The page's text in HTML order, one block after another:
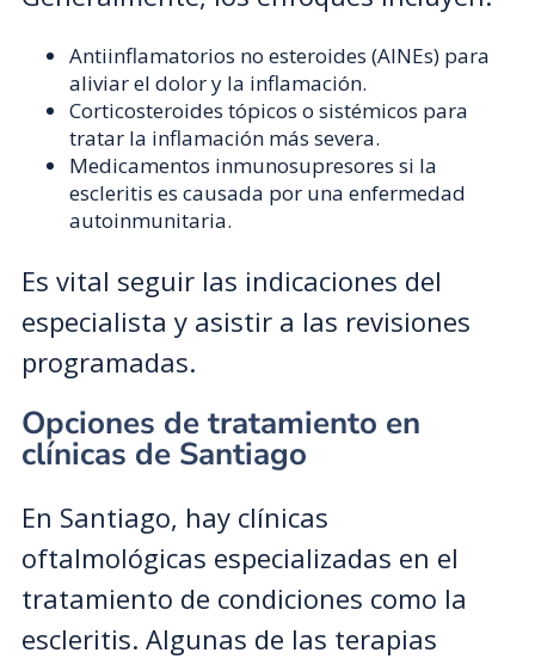
Antiinflamatorios no esteroides (AINEs) para
aliviar el dolor y la inflamación.
Corticosteroides tópicos o sistémicos para
tratar la inflamación más severa.
Medicamentos inmunosupresores si la
escleritis es causada por una enfermedad
autoinmunitaria.
Es vital seguir las indicaciones del
especialista y asistir a las revisiones
programadas.
Opciones de tratamiento en
clínicas de Santiago
En Santiago, hay clínicas
oftalmológicas especializadas en el
tratamiento de condiciones como la
escleritis. Algunas de las terapias